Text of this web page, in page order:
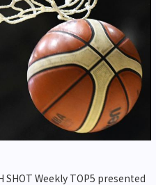
SHOT Weekly TOP5 presented